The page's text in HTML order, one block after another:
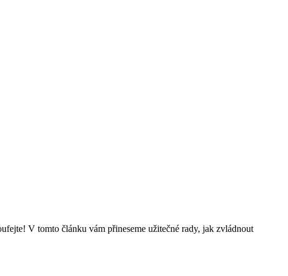
V tomto článku vám přineseme užitečné rady, jak zvládnout